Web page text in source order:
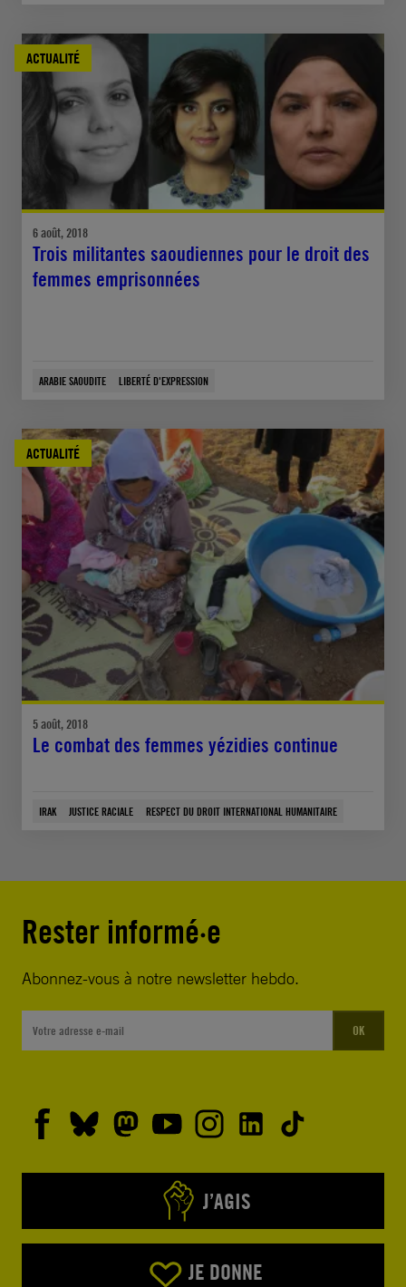
ACTUALITÉ
6 août, 2018
Trois militantes saoudiennes pour le droit des
femmes emprisonnées
ARABIE SAOUDITE LIBERTÉ D'EXPRESSION
ACTUALITÉ
5 août, 2018
Le combat des femmes yézidies continue
IRAK JUSTICE RACIALE RESPECT DU DROIT INTERNATIONAL HUMANITAIRE
Rester informé·e
Abonnez-vous à notre newsletter hebdo.
OK
J’AGIS
JE DONNE